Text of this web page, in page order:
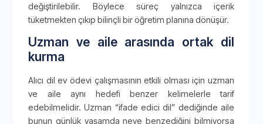
değiştirilebilir. Böylece süreç yalnızca içerik
tüketmekten çıkıp bilinçli bir öğretim planına dönüşür.
Uzman ve aile arasında ortak dil
kurma
Alıcı dil ev ödevi çalışmasının etkili olması için uzman
ve aile aynı hedefi benzer kelimelerle tarif
edebilmelidir. Uzman “ifade edici dil” dediğinde aile
bunun günlük yaşamda neye benzediğini bilmiyorsa